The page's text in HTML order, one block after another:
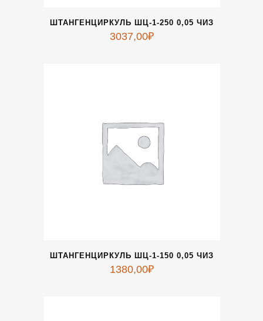
ШТАНГЕНЦИРКУЛЬ ШЦ-1-250 0,05 ЧИЗ
3037,00₽
ШТАНГЕНЦИРКУЛЬ ШЦ-1-150 0,05 ЧИЗ
1380,00₽